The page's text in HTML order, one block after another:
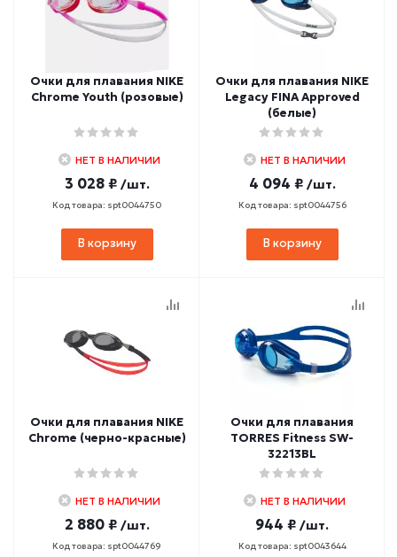
Очки для плавания NIKE
Chrome Youth (розовые)
НЕТ В НАЛИЧИИ
3 028 ₽ /шт.
Код товара: spt0044750
В корзину
Очки для плавания NIKE
Legacy FINA Approved
(белые)
НЕТ В НАЛИЧИИ
4 094 ₽ /шт.
Код товара: spt0044756
В корзину
Очки для плавания NIKE
Chrome (черно-красные)
НЕТ В НАЛИЧИИ
2 880 ₽ /шт.
Код товара: spt0044769
Очки для плавания
TORRES Fitness SW-
32213BL
НЕТ В НАЛИЧИИ
944 ₽ /шт.
Код товара: spt0043644